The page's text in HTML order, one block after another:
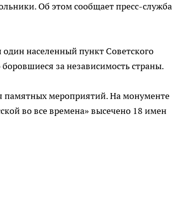
Об этом сообщает пресс-служба
населенный пункт Советского
за независимость страны.
памятных мероприятий. На монументе
во все времена» высечено 18 имен